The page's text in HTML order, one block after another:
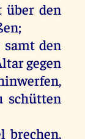
über den
samt den
gegen
schütten
brechen,